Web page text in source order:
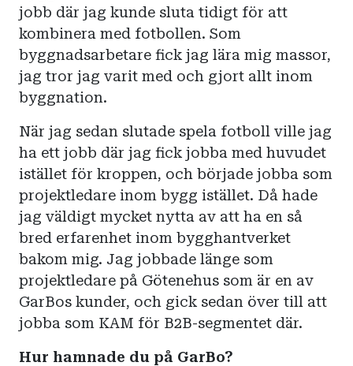
jobb där jag kunde sluta tidigt för att
kombinera med fotbollen. Som
byggnadsarbetare fick jag lära mig massor,
jag tror jag varit med och gjort allt inom
byggnation.
När jag sedan slutade spela fotboll ville jag
ha ett jobb där jag fick jobba med huvudet
istället för kroppen, och började jobba som
projektledare inom bygg istället. Då hade
jag väldigt mycket nytta av att ha en så
bred erfarenhet inom bygghantverket
bakom mig. Jag jobbade länge som
projektledare på Götenehus som är en av
GarBos kunder, och gick sedan över till att
jobba som KAM för B2B-segmentet där.
Hur hamnade du på GarBo?